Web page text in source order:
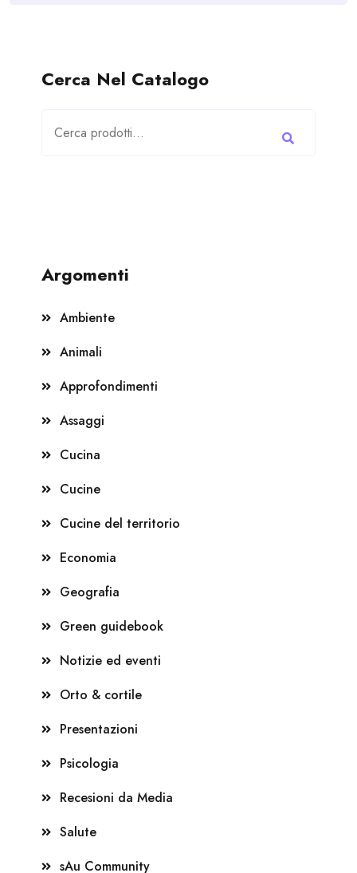
Cerca Nel Catalogo
Argomenti
Ambiente
Animali
Approfondimenti
Assaggi
Cucina
Cucine
Cucine del territorio
Economia
Geografia
Green guidebook
Notizie ed eventi
Orto & cortile
Presentazioni
Psicologia
Recesioni da Media
Salute
sAu Community